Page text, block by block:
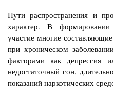
Пути распространения и
характер. В
участие многие
при хроническом
факторами как депрессия
недостаточный сон,
показаний наркотических